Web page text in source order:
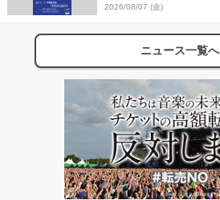
2026/08/07 (金)
ニュース一覧へ